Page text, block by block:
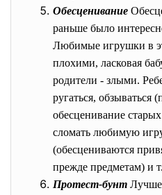
Обесценивание
раньше было
Любимые игрушки в
плохими, ласковая
родители - злыми.
ругаться, обзываться
обесценивание
сломать любимую
(обесцениваются
прежде предметам) и
Протест-бунт Лучше